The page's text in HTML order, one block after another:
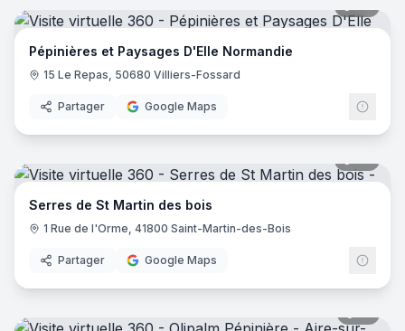
Pépinières et Paysages D'Elle Normandie
15 Le Repas, 50680 Villiers-Fossard
Partager Google Maps
Serres de St Martin des bois
1 Rue de l'Orme, 41800 Saint-Martin-des-Bois
Partager Google Maps